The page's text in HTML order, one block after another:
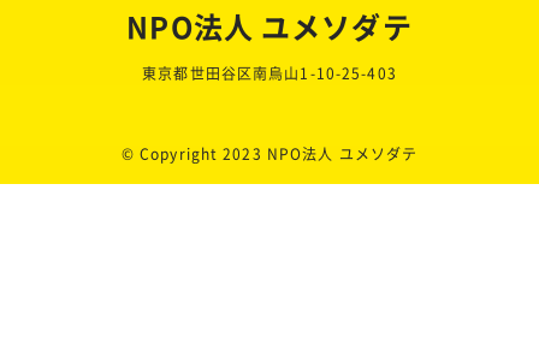
NPO法人 ユメソダテ
東京都世田谷区南烏山1-10-25-403
© Copyright 2023 NPO法人 ユメソダテ